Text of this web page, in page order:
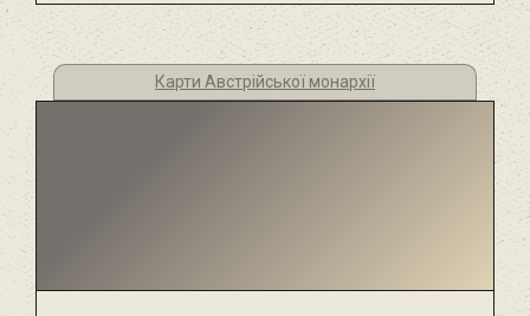
Карти Австрійської монархії